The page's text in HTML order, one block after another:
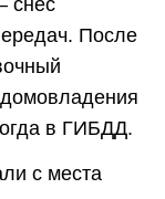
После
в ГИБДД.
с места